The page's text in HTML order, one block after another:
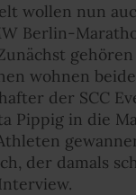
wollen nun
Berlin-
wohnen
der SCC
Pippig in die
der damals